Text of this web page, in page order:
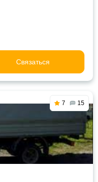
Связаться
7 15